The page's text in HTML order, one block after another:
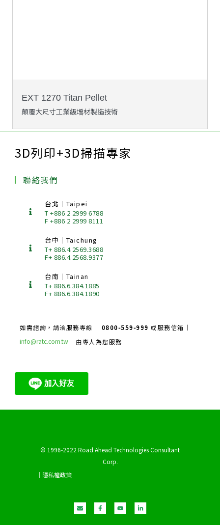
EXT 1270 Titan Pellet
顛覆大尺寸工業級增材製造技術
3D列印+3D掃描專家
聯絡我們
台北｜Taipei
T +886 2 2999 6788
F +886 2 2999 8111
台中｜Taichung
T+ 886.4.2569.3688
F+ 886.4.2568.9377
台南｜Tainan
T+ 886.6.384.1885
F+ 886.6.384.1890
如需諮詢，請洽服務專線｜ 0800-559-999 或服務信箱｜
info@ratc.com.tw
由專人為您服務
© 1996-2022 Road Ahead Technologies Consultant
Corp.
｜隱私權政策
n
v
e
a
c
e
o
u
t
i
n
k